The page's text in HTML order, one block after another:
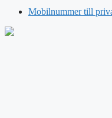
Mobilnummer till